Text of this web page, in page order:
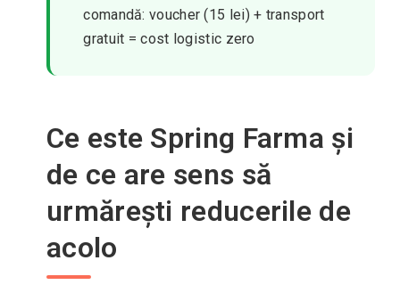
comandă: voucher (15 lei) + transport
gratuit = cost logistic zero
Ce este Spring Farma și
de ce are sens să
urmărești reducerile de
acolo